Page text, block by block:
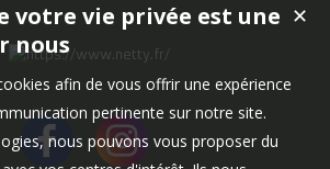
✕
votre vie privée est une
nous
afin de vous offrir une expérience
pertinente sur notre site.
nous pouvons vous proposer du